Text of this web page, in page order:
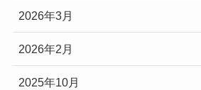
2026年3月
2026年2月
2025年10月